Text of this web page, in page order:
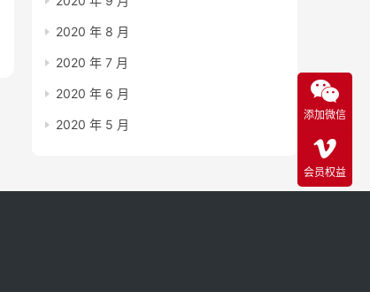
2020 年 8 月
2020 年 7 月
2020 年 6 月
2020 年 5 月
添加微信
会员权益